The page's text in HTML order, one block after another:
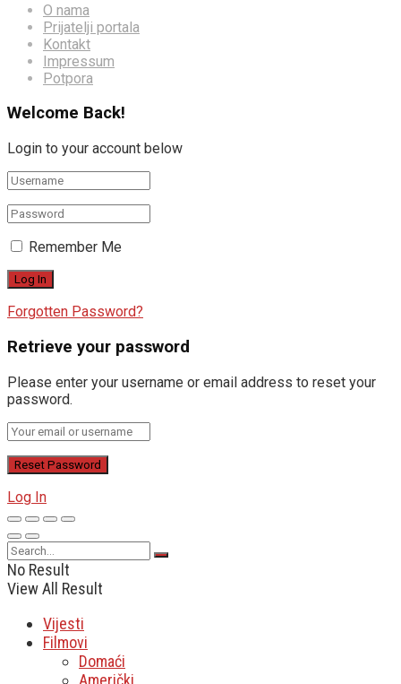
O nama
Prijatelji portala
Kontakt
Impressum
Potpora
Welcome Back!
Login to your account below
Remember Me
Forgotten Password?
Retrieve your password
Please enter your username or email address to reset your
password.
Log In
No Result
View All Result
Vijesti
Filmovi
Domaći
Američki